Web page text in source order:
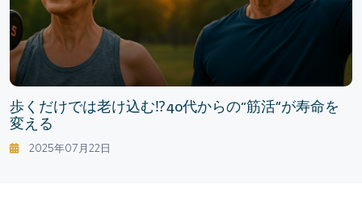
歩くだけでは老け込む⁉ 40代からの“筋活”が寿命を
変える
2025年07月22日